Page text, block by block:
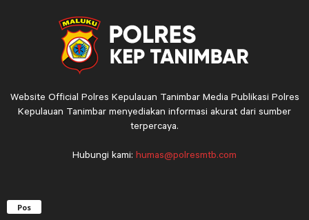
Website Official Polres Kepulauan Tanimbar Media Publikasi Polres
Kepulauan Tanimbar menyediakan informasi akurat dari sumber
terpercaya.
Hubungi kami: humas@polresmtb.com
Pos